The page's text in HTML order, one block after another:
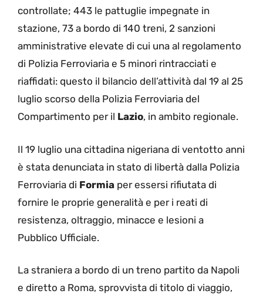
controllate; 443 le pattuglie impegnate in
stazione, 73 a bordo di 140 treni, 2 sanzioni
amministrative elevate di cui una al regolamento
di Polizia Ferroviaria e 5 minori rintracciati e
riaffidati: questo il bilancio dell’attività dal 19 al 25
luglio scorso della Polizia Ferroviaria del
Compartimento per il Lazio, in ambito regionale.
Il 19 luglio una cittadina nigeriana di ventotto anni
è stata denunciata in stato di libertà dalla Polizia
Ferroviaria di Formia per essersi rifiutata di
fornire le proprie generalità e per i reati di
resistenza, oltraggio, minacce e lesioni a
Pubblico Ufficiale.
La straniera a bordo di un treno partito da Napoli
e diretto a Roma, sprovvista di titolo di viaggio,